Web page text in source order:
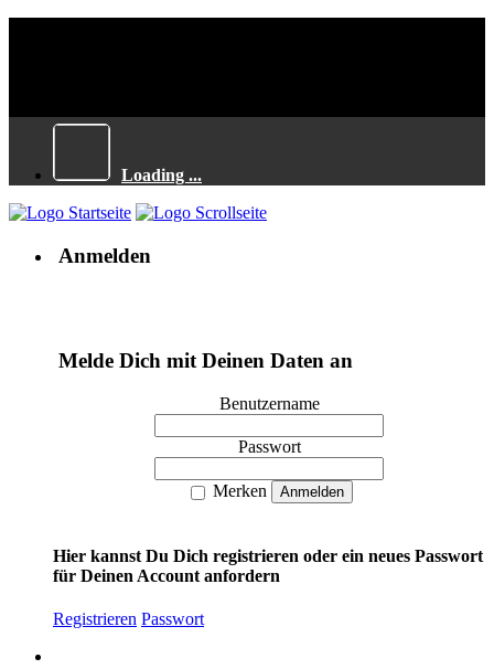
Loading ...
Anmelden
Melde Dich mit Deinen Daten an
Benutzername
Passwort
Merken
Hier kannst Du Dich registrieren oder ein neues Passwort
für Deinen Account anfordern
Registrieren Passwort